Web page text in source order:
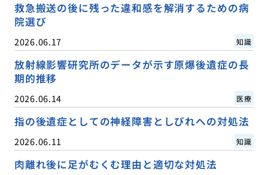
救急搬送の後に残った違和感を解消するための病
院選び
2026.06.17 知識
放射線影響研究所のデータが示す原爆後遺症の長
期的推移
2026.06.14 医療
指の後遺症としての神経障害としびれへの対処法
2026.06.11 知識
肉離れ後に足がむくむ理由と適切な対処法